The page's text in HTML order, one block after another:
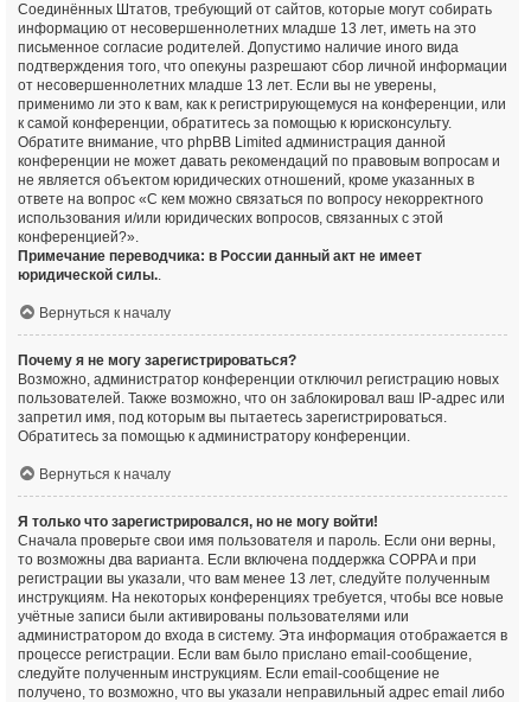
Соединённых Штатов, требующий от сайтов, которые могут собирать
информацию от несовершеннолетних младше 13 лет, иметь на это
письменное согласие родителей. Допустимо наличие иного вида
подтверждения того, что опекуны разрешают сбор личной информации
от несовершеннолетних младше 13 лет. Если вы не уверены,
применимо ли это к вам, как к регистрирующемуся на конференции, или
к самой конференции, обратитесь за помощью к юрисконсульту.
Обратите внимание, что phpBB Limited администрация данной
конференции не может давать рекомендаций по правовым вопросам и
не является объектом юридических отношений, кроме указанных в
ответе на вопрос «С кем можно связаться по вопросу некорректного
использования и/или юридических вопросов, связанных с этой
конференцией?».
Примечание переводчика: в России данный акт не имеет
юридической силы..
Вернуться к началу
Почему я не могу зарегистрироваться?
Возможно, администратор конференции отключил регистрацию новых
пользователей. Также возможно, что он заблокировал ваш IP-адрес или
запретил имя, под которым вы пытаетесь зарегистрироваться.
Обратитесь за помощью к администратору конференции.
Вернуться к началу
Я только что зарегистрировался, но не могу войти!
Сначала проверьте свои имя пользователя и пароль. Если они верны,
то возможны два варианта. Если включена поддержка COPPA и при
регистрации вы указали, что вам менее 13 лет, следуйте полученным
инструкциям. На некоторых конференциях требуется, чтобы все новые
учётные записи были активированы пользователями или
администратором до входа в систему. Эта информация отображается в
процессе регистрации. Если вам было прислано email-сообщение,
следуйте полученным инструкциям. Если email-сообщение не
получено, то возможно, что вы указали неправильный адрес email либо